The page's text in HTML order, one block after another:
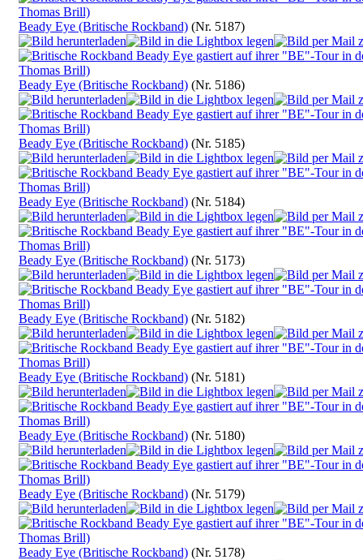
Beady Eye (Britische Rockband) (Nr. 5187)
Beady Eye (Britische Rockband) (Nr. 5186)
Beady Eye (Britische Rockband) (Nr. 5185)
Beady Eye (Britische Rockband) (Nr. 5184)
Beady Eye (Britische Rockband) (Nr. 5173)
Beady Eye (Britische Rockband) (Nr. 5182)
Beady Eye (Britische Rockband) (Nr. 5181)
Beady Eye (Britische Rockband) (Nr. 5180)
Beady Eye (Britische Rockband) (Nr. 5179)
Beady Eye (Britische Rockband) (Nr. 5178)